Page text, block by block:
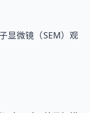
显微镜（SEM）观